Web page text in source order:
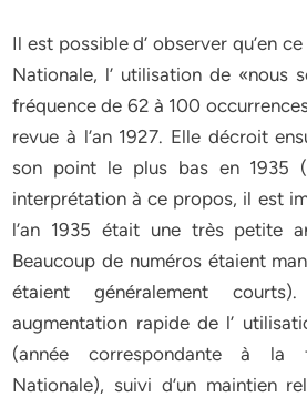
Il est possible d’ observer qu’en
Nationale, l’ utilisation de «nous
fréquence de 62 à 100
revue à l’an 1927. Elle décroit
son point le plus bas en 1935
interprétation à ce propos, il est
l’an 1935 était une très petite
Beaucoup de numéros étaient
étaient généralement
augmentation rapide de l’
(année correspondante à la
Nationale), suivi d’un maintien